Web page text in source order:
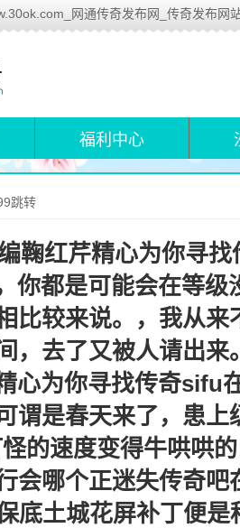
网通传奇发布网_传奇发布网
福利中心
跳转
鞠红芹精心为你寻
你都是可能会在等
比较来说。，我从
，去了又被人请出
心为你寻找传奇sifu
谓是春天来了，患
的速度变得牛哄哄
会哪个正迷失传奇
底土城花屏补丁便